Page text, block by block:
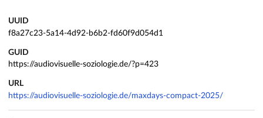
UUID
f8a27c23-5a14-4d92-b6b2-fd60f9d054d1
GUID
https://audiovisuelle-soziologie.de/?p=423
URL
https://audiovisuelle-soziologie.de/maxdays-compact-2025/